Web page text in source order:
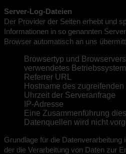
Server-Log-Dateien
Der Provider der Seiten erhebt und
Informationen in so genannten
Browser automatisch an uns
Browsertyp und
verwendetes Betriebssystem
Referrer URL
Hostname des
Uhrzeit der Serveranfrage
IP-Adresse
Eine Zusammenführung
Datenquellen wird nicht
Grundlage für die Datenverarbeitung
der die Verarbeitung von Daten zur